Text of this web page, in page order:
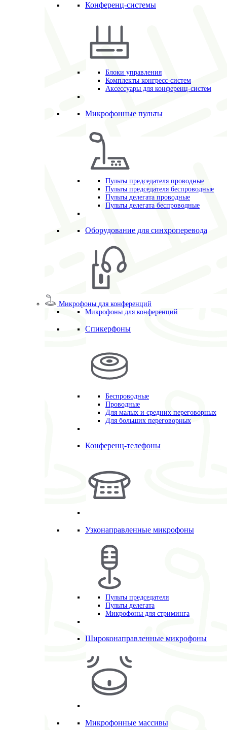
Конференц-системы
Блоки управления
Комплекты конгресс-систем
Аксессуары для конференц-систем
Микрофонные пульты
Пульты председателя проводные
Пульты председателя беспроводные
Пульты делегата проводные
Пульты делегата беспроводные
Оборудование для синхроперевода
Микрофоны для конференций
Микрофоны для конференций
Спикерфоны
Беспроводные
Проводные
Для малых и средних переговорных
Для больших переговорных
Конференц-телефоны
Узконаправленные микрофоны
Пульты председателя
Пульты делегата
Микрофоны для стриминга
Широконаправленные микрофоны
Микрофонные массивы